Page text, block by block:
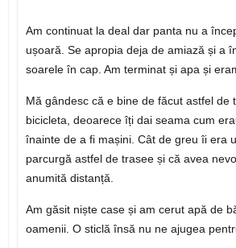
Am continuat la deal dar panta nu a
ușoară. Se apropia deja de amiază și a
soarele în cap. Am terminat și apa și
Mă gândesc că e bine de făcut astfel de
bicicleta, deoarece îți dai seama cum
înainte de a fi mașini. Cât de greu îi era
parcurgă astfel de trasee și că avea
anumită distanță.
Am găsit niște case și am cerut apă de
oamenii. O sticlă însă nu ne ajugea